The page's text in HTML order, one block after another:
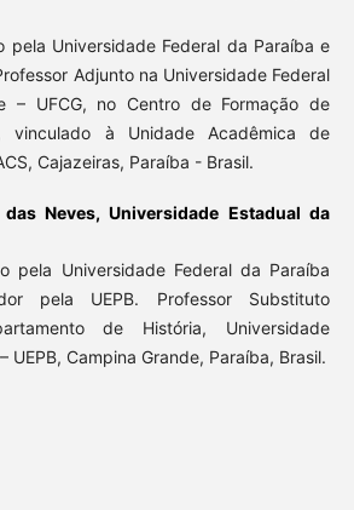
pela Universidade Federal da Paraíba e
Adjunto na Universidade Federal
– UFCG, no Centro de Formação de
vinculado à Unidade Acadêmica de
Cajazeiras, Paraíba - Brasil.
das Neves,Universidade Estadual da
pela Universidade Federal da Paraíba
pela UEPB. Professor Substituto
de História, Universidade
UEPB, Campina Grande, Paraíba, Brasil.